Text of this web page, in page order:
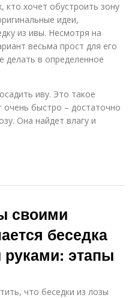
кто хочет обустроить зону
идеи,
из ивы. Несмотря на
весьма прост для его
в определенное
иву. Это такое
очень быстро – достаточно
Она найдет влагу и
своими
беседка
этапы
что беседки из лозы